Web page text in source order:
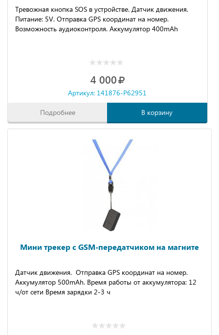
Тревожная кнопка SOS в устройстве. Датчик движения.
Питание: 5V. Отправка GPS координат на номер.
Возможность аудиоконтроля. Аккумулятор 400mAh
4 000
Артикул: 141876-P62951
Подробнее В корзину
Мини трекер с GSM-передатчиком на магните
Датчик движения. Отправка GPS координат на номер.
Аккумулятор 500mAh. Время работы от аккумулятора: 12
ч/от сети Время зарядки 2-3 ч